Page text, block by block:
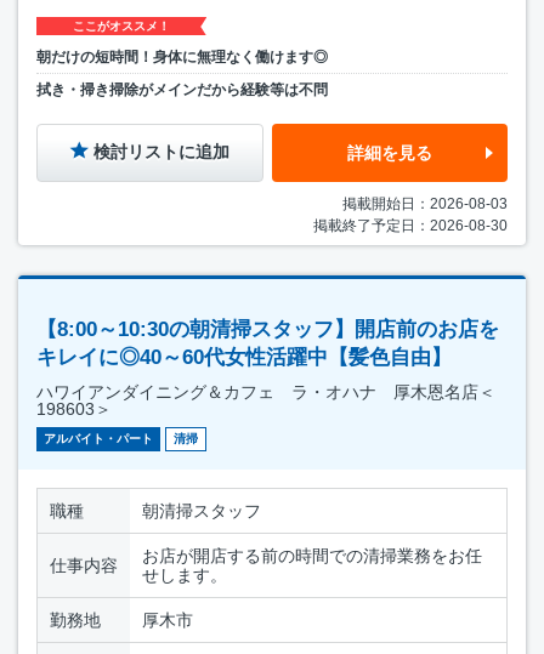
ここがオススメ！
朝だけの短時間！身体に無理なく働けます◎
拭き・掃き掃除がメインだから経験等は不問
検討リストに追加 詳細を見る
掲載開始日：2026-08-03
掲載終了予定日：2026-08-30
【8:00～10:30の朝清掃スタッフ】開店前のお店を
キレイに◎40～60代女性活躍中【髪色自由】
ハワイアンダイニング＆カフェ ラ・オハナ 厚木恩名店＜
198603＞
アルバイト・パート 清掃
職種 朝清掃スタッフ
仕事内容
お店が開店する前の時間での清掃業務をお任
せします。
勤務地 厚木市